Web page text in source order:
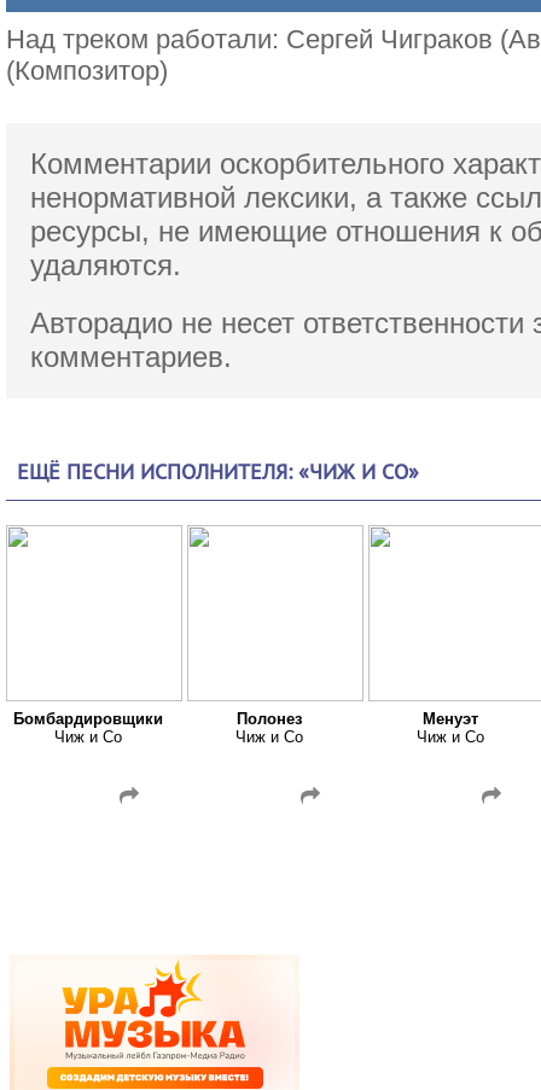
Над треком работали: Сергей Чиграков
(Композитор)
Комментарии оскорбительного
ненормативной лексики, а также
ресурсы, не имеющие отношения к
удаляются.
Авторадио не несет ответственности
комментариев.
ЕЩЁ ПЕСНИ ИСПОЛНИТЕЛЯ: «ЧИЖ И CO»
Бомбардировщики
Чиж и Co
Полонез
Чиж и Co
Менуэт
Чиж и Co